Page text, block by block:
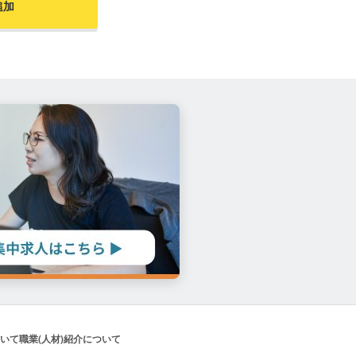
て職業(人材)紹介について